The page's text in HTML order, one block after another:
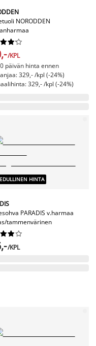
NORODDEN




/KPL
päivän hinta ennen
329,- /kpl (-24%)
329,- /kpl (-24%)
HINTA
PARADIS v.harmaa
tammenvärinen




/KPL